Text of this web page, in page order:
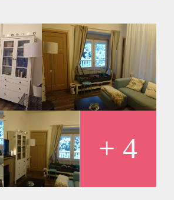
gaskookplaat en koelkast, badkamer
per maand,
licht € 100,00 per maand.
bruto per maand.
bent in dit appartement, kunt u uw
werk, studie, loonopgaaf en ID
Zodat ik u kan bellen.
+ 4